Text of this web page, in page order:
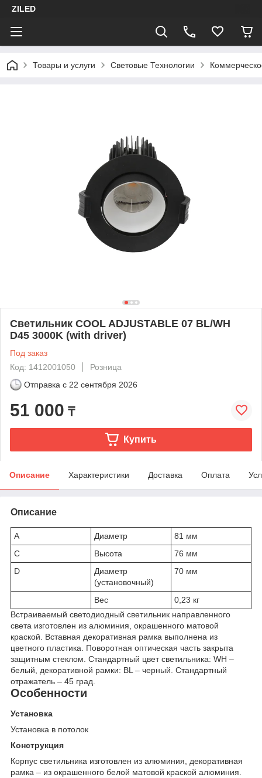
ZILED
Товары и услуги Световые Технологии
Светильник COOL ADJUSTABLE 07 BL/WH
D45 3000K (with driver)
Под заказ
Код: 1412001050
Розница
Отправка с 22 сентября 2026
51 000 ₸
Купить
Описание Характеристики Доставка Оплата
Описание
A Диаметр
81 мм
C
Высота
76 мм
D
Диаметр
(установочный)
70 мм
Вес
0,23 кг
Встраиваемый светодиодный светильник направленного
света изготовлен из алюминия, окрашенного матовой
краской. Вставная декоративная рамка выполнена из
цветного пластика. Поворотная оптическая часть закрыта
защитным стеклом. Стандартный цвет светильника: WH –
белый, декоративной рамки: BL – черный. Стандартный
отражатель – 45 град.
Особенности
Установка
Установка в потолок
Конструкция
Корпус светильника изготовлен из алюминия, декоративная
рамка – из окрашенного белой матовой краской алюминия.